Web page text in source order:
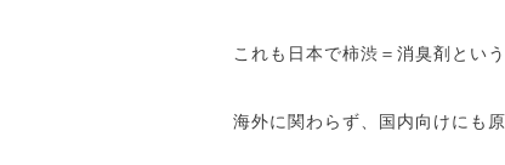
これも日本で柿渋＝消臭剤とい
海外に関わらず、国内向けにも